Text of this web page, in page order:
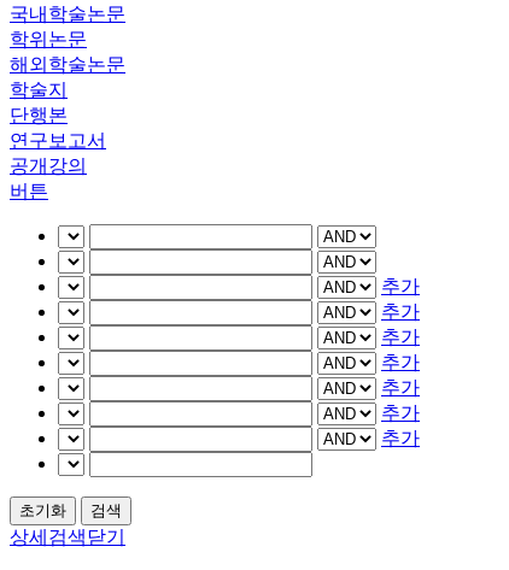
국내학술논문
학위논문
해외학술논문
학술지
단행본
연구보고서
공개강의
버튼
추가
추가
추가
추가
추가
추가
추가
상세검색닫기